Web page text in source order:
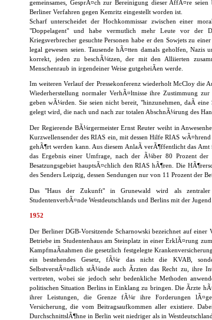
gemeinsames, GesprÃ¤ch zur Bereinigung dieser AffÃ¤re
Berliner Verfahren gegen Kemritz eingestellt worden ist.
Scharf unterscheidet der Hochkommissar zwischen einer
"Doppelagent" und habe vermutlich mehr Leute vor der
Kriegsverbrecher gesuchte Personen habe er den Sowjets zu
legal gewesen seien. Tausende hÃ¤tten damals geholfen, Nazis
korrekt, jeden zu beschÃ¼tzen, der mit den Alliierten
Menschenraub in irgendeiner Weise gutgeheiÃen werde.
Im weiteren Verlauf der Pressekonferenz wiederholt McCloy die
Wiederherstellung normaler VerhÃ¤ltnisse ihre Zustimmung zur
geben wÃ¼rden. Sie seien nicht bereit, "hinzunehmen, daÃ
gelegt wird, die nach und nach zur totalen AbschnÃ¼rung des
Der Regierende BÃ¼rgermeister Ernst Reuter weiht in
Kurzwellensender des RIAS ein, mit dessen Hilfe RIAS
gehÃ¶rt werden kann. Aus diesem AnlaÃ verÃ¶ffentlicht das
das Ergebnis einer Umfrage, nach der Ã¼ber 80 Prozent der
Besatzungsgebiet hauptsÃ¤chlich den RIAS hÃ¶ren. Die
des Senders Leipzig, dessen Sendungen nur von 11 Prozent der
Das "Haus der Zukunft" in Grunewald wird als zentraler
StudentenverbÃ¤nde Westdeutschlands und Berlins mit der
1952
Der Berliner DGB-Vorsitzende Scharnowski bezeichnet auf einer
Betriebe im Studentenhaus am Steinplatz in einer ErklÃ¤rung zum
KampfmaÃnahmen die gesetzlich festgelegte
ein bestehendes Gesetz, fÃ¼r das nicht die KVAB,
SelbstverstÃ¤ndlich stÃ¼nde auch Ãrzten das Recht zu, ihre
vertreten, wobei sie jedoch sehr bedenkliche Methoden
politischen Situation Berlins in Einklang zu bringen. Die Ãrzte
ihrer Leistungen, die Grenze fÃ¼r ihre Forderungen
Versicherung, die vom Beitragsaufkommen aller existiere.
DurchschnittslÃ¶hne in Berlin weit niedriger als in